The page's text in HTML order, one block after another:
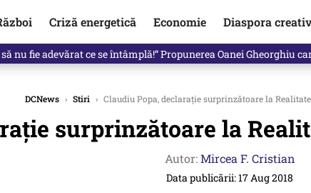
Criză energetică Economie Diaspora
cu primul buletin electronic, decizia luată astăzi de Guvern
DCNews › Stiri › Claudiu Popa, declarație surprinzătoare la
surprinzătoare la
Autor:Mircea F. Cristian
Data publicării: 17 Aug 2018